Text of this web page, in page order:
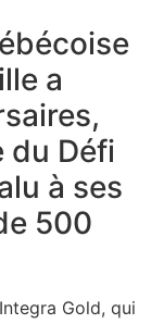
a
du Défi
à ses
500
Gold, qui